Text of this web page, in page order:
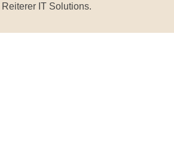
Reiterer IT Solutions.